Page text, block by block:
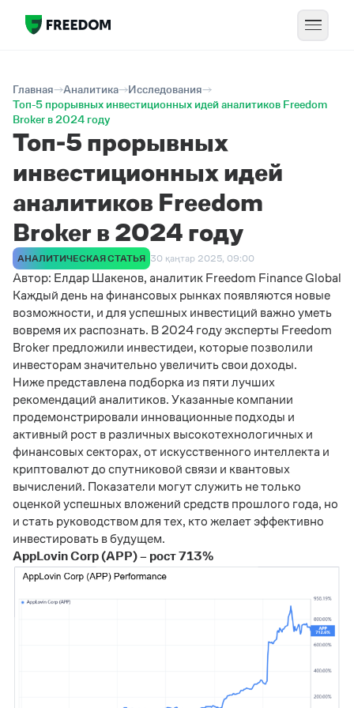
Главная Аналитика
Исследования
Топ-5 прорывных инвестиционных идей аналитиков Freedom
Broker в 2024 году
Топ-5 прорывных
инвестиционных идей
аналитиков Freedom
Broker в 2024 году
АНАЛИТИЧЕСКАЯ СТАТЬЯ 30 қаңтар 2025, 09:00
Автор: Елдар Шакенов, аналитик Freedom Finance Global
Каждый день на финансовых рынках появляются новые
возможности, и для успешных инвестиций важно уметь
вовремя их распознать. В 2024 году эксперты Freedom
Broker предложили инвестидеи, которые позволили
инвесторам значительно увеличить свои доходы.
Ниже представлена подборка из пяти лучших
рекомендаций аналитиков. Указанные компании
продемонстрировали инновационные подходы и
активный рост в различных высокотехнологичных и
финансовых секторах, от искусственного интеллекта и
криптовалют до спутниковой связи и квантовых
вычислений. Показатели могут служить не только
оценкой успешных вложений средств прошлого года, но
и стать руководством для тех, кто желает эффективно
инвестировать в будущем.
AppLovin Corp (APP) – рост 713%